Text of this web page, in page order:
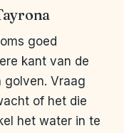
goed
kant van de
golven. Vraag
of het die
het water in te